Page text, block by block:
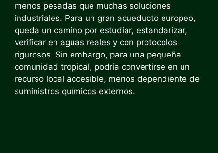
menos pesadas que muchas soluciones
industriales. Para un gran acueducto europeo,
queda un camino por estudiar, estandarizar,
verificar en aguas reales y con protocolos
rigurosos. Sin embargo, para una pequeña
comunidad tropical, podría convertirse en un
recurso local accesible, menos dependiente de
suministros químicos externos.